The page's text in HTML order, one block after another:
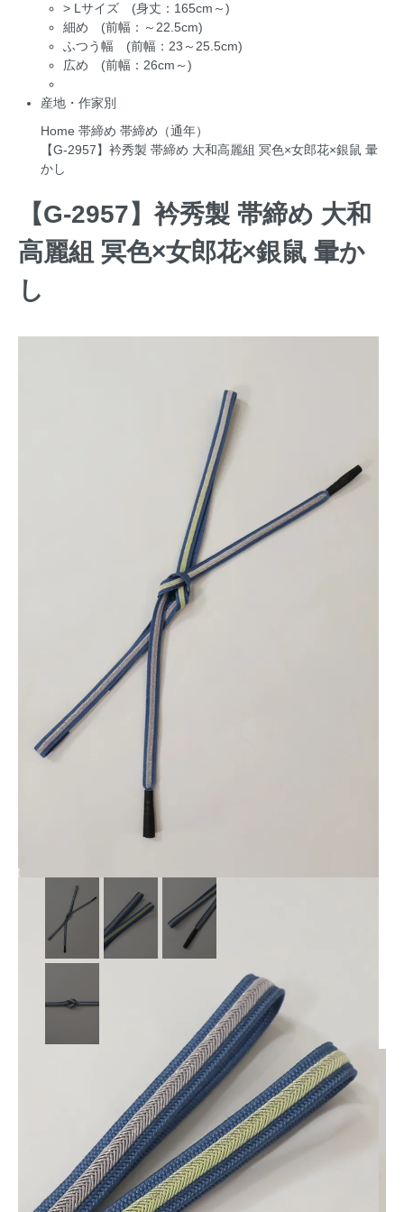
> Lサイズ (身丈：165cm～)
細め (前幅：～22.5cm)
ふつう幅 (前幅：23～25.5cm)
広め (前幅：26cm～)
産地・作家別
Home 帯締め 帯締め（通年）
【G-2957】衿秀製 帯締め 大和高麗組 冥色×女郎花×銀鼠 暈
かし
【G-2957】衿秀製 帯締め 大和
高麗組 冥色×女郎花×銀鼠 暈か
し